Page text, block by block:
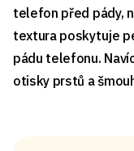
telefon před pády,
textura poskytuje
pádu telefonu.
otisky prstů a